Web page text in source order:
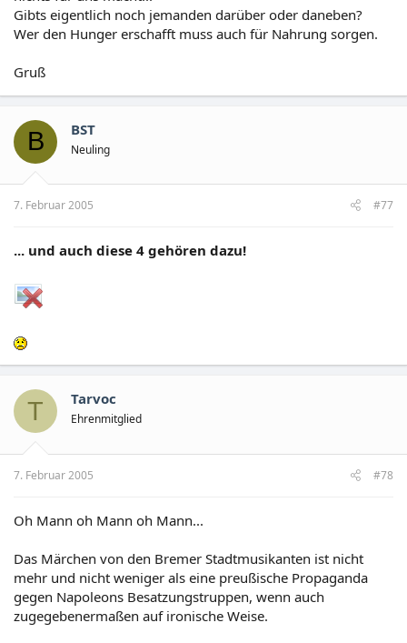
Gibts eigentlich noch jemanden darüber oder daneben?
Wer den Hunger erschafft muss auch für Nahrung sorgen.
Gruß
B BST
Neuling
7. Februar 2005 #77
... und auch diese 4 gehören dazu!
T Tarvoc
Ehrenmitglied
7. Februar 2005 #78
Oh Mann oh Mann oh Mann...
Das Märchen von den Bremer Stadtmusikanten ist nicht
mehr und nicht weniger als eine preußische Propaganda
gegen Napoleons Besatzungstruppen, wenn auch
zugegebenermaßen auf ironische Weise.